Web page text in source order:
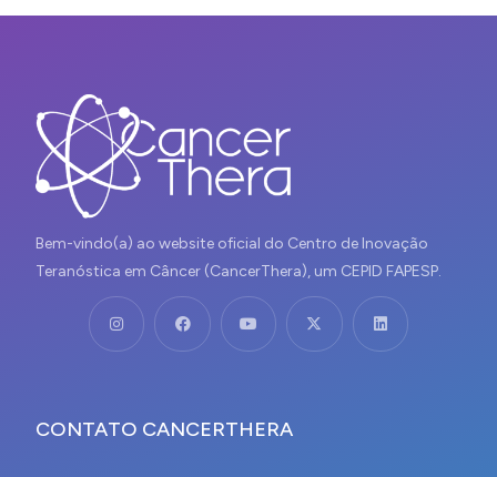
Bem-vindo(a) ao website oficial do Centro de Inovação
Teranóstica em Câncer (CancerThera), um CEPID FAPESP.
CONTATO CANCERTHERA